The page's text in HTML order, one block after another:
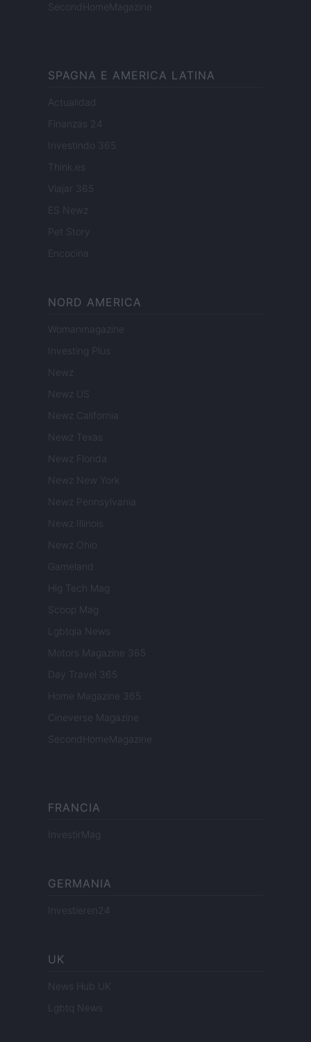
SecondHomeMagazine
SPAGNA E AMERICA LATINA
Actualidad
Finanzas 24
Investindo 365
Think.es
Viajar 365
ES Newz
Pet Story
Encocina
NORD AMERICA
Womanmagazine
Investing Plus
Newz
Newz US
Newz California
Newz Texas
Newz Florida
Newz New York
Newz Pennsylvania
Newz Illinois
Newz Ohio
Gameland
Hig Tech Mag
Scoop Mag
Lgbtqia News
Motors Magazine 365
Day Travel 365
Home Magazine 365
Cineverse Magazine
SecondHomeMagazine
FRANCIA
InvestirMag
GERMANIA
Investieren24
UK
News Hub UK
Lgbtq News